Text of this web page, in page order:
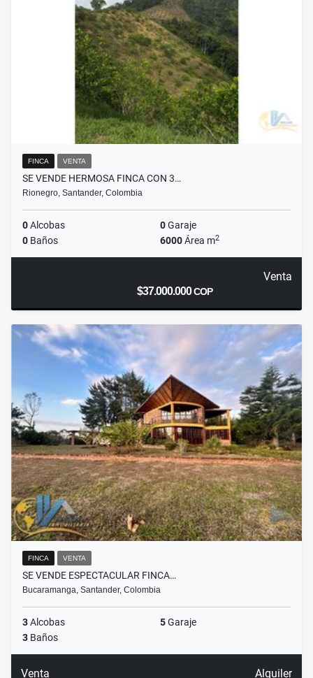
FINCA VENTA
SE VENDE HERMOSA FINCA CON 3…
Rionegro, Santander, Colombia
0Alcobas 0Garaje
0 Baños 6000Área m2
Venta
$37.000.000COP
FINCA VENTA
SE VENDE ESPECTACULAR FINCA…
Bucaramanga, Santander, Colombia
3Alcobas 5Garaje
3 Baños
Venta Alquiler